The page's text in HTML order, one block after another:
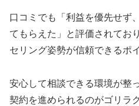
口コミでも「利益を優先せず
てもらえた」と評価されてお
セリング姿勢が信頼できるポ
安心して相談できる環境が整
契約を進められるのがゴリラ